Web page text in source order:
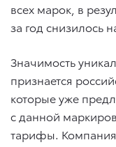
всех марок, в
за год снизилось
Значимость
признается
которые уже
с данной
тарифы.